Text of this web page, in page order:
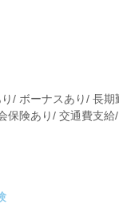
/ ボーナスあり/ 長
保険あり/ 交通費支